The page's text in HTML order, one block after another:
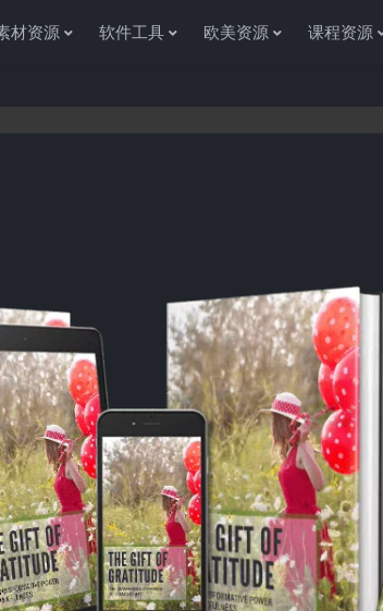
材资源 软件工具 欧美资源 课程资源
感谢您访问资源杂货铺获取各种